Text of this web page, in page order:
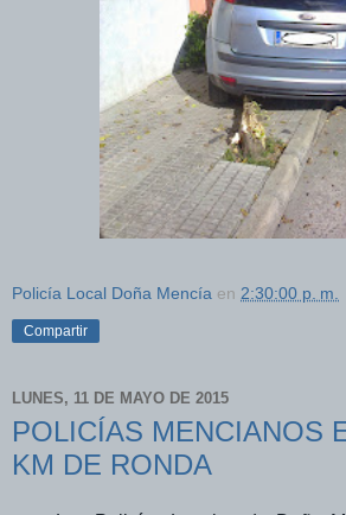
Policía Local Doña Mencía en 2:30:00 p. m.
Compartir
LUNES, 11 DE MAYO DE 2015
POLICÍAS MENCIANOS
KM DE RONDA